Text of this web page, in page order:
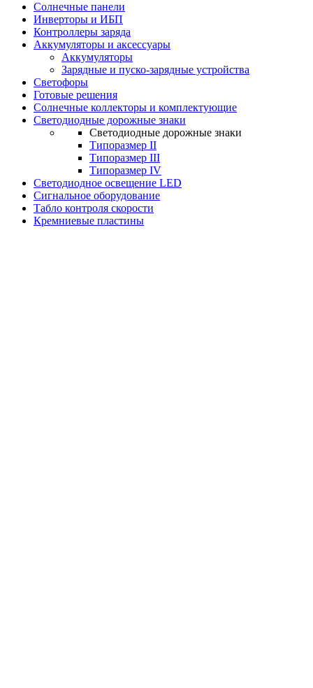
Солнечные панели
Инверторы и ИБП
Контроллеры заряда
Аккумуляторы и аксессуары
Аккумуляторы
Зарядные и пуско-зарядные устройства
Светофоры
Готовые решения
Солнечные коллекторы и комплектующие
Светодиодные дорожные знаки
Светодиодные дорожные знаки
Типоразмер II
Типоразмер III
Типоразмер IV
Светодиодное освещение LED
Сигнальное оборудование
Табло контроля скорости
Кремниевые пластины